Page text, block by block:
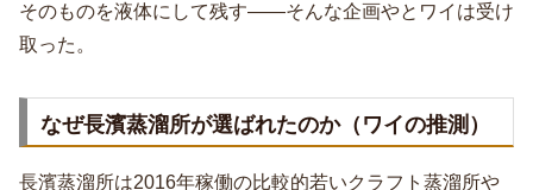
そのものを液体にして残す――そんな企画やとワイは受け
取った。
なぜ長濱蒸溜所が選ばれたのか（ワイの推測）
長濱蒸溜所は2016年稼働の比較的若いクラフト蒸溜所や